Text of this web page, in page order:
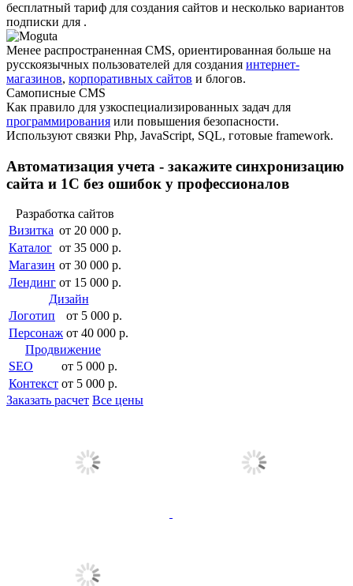
бесплатный тариф для создания сайтов и несколько вариантов
подписки для .
Менее распро­страненная CMS, ориентированная больше на
русскоязычных пользователей для создания интернет-
магазинов, корпоративных сайтов и блогов.
Самописные CMS
Как правило для узкоспециали­зированных задач для
программирования или повышения безопасности.
Используют связки Php, JavaScript, SQL, готовые framework.
Автоматизация учета - закажите синхронизацию
сайта и 1С без ошибок у профессионалов
Разработка сайтов
Визитка от 20 000 р.
Каталог от 35 000 р.
Магазин от 30 000 р.
Лендинг от 15 000 р.
Дизайн
Логотип
от 5 000 р.
Персонаж от 40 000 р.
Продвижение
SEO
от 5 000 р.
Контекст от 5 000 р.
Заказать расчет Все цены